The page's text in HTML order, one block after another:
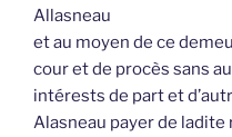
Allasneau
et au moyen de ce
cour et de procès sans
intérests de part et
Alasneau payer de